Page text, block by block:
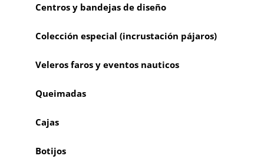
Centros y bandejas de diseño
Colección especial (incrustación pájaros)
Veleros faros y eventos nauticos
Queimadas
Cajas
Botijos